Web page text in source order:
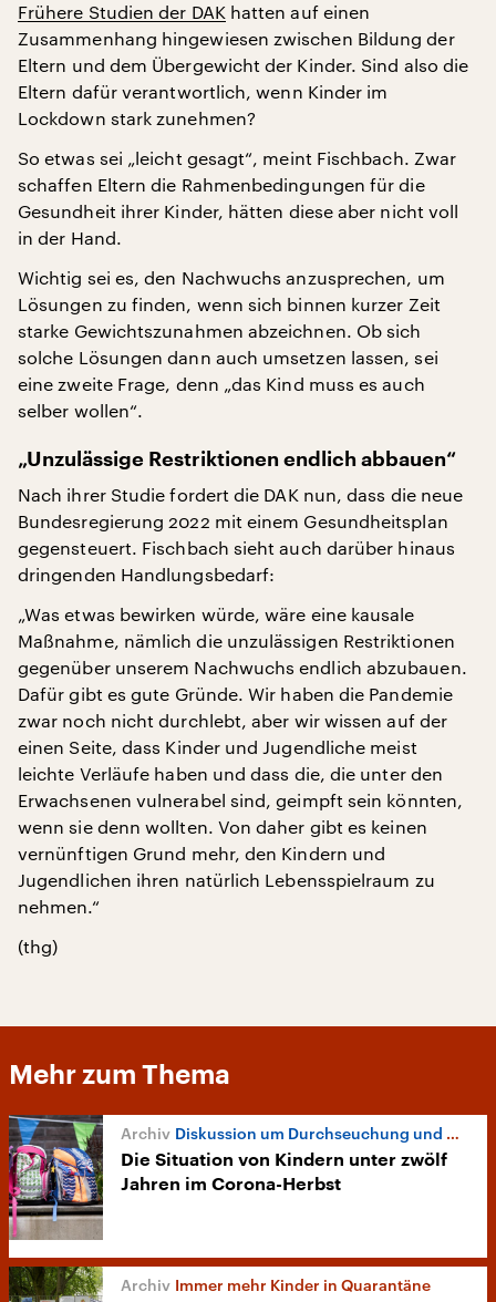
Frühere Studien der DAKhatten auf einen
Zusammenhang hingewiesen zwischen Bildung der
Eltern und dem Übergewicht der Kinder. Sind also die
Eltern dafür verantwortlich, wenn Kinder im
Lockdown stark zunehmen?
So etwas sei „leicht gesagt“, meint Fischbach. Zwar
schaffen Eltern die Rahmenbedingungen für die
Gesundheit ihrer Kinder, hätten diese aber nicht voll
in der Hand.
Wichtig sei es, den Nachwuchs anzusprechen, um
Lösungen zu finden, wenn sich binnen kurzer Zeit
starke Gewichtszunahmen abzeichnen. Ob sich
solche Lösungen dann auch umsetzen lassen, sei
eine zweite Frage, denn „das Kind muss es auch
selber wollen“.
„Unzulässige Restriktionen endlich abbauen“
Nach ihrer Studie fordert die DAK nun, dass die neue
Bundesregierung 2022 mit einem Gesundheitsplan
gegensteuert. Fischbach sieht auch darüber hinaus
dringenden Handlungsbedarf:
„Was etwas bewirken würde, wäre eine kausale
Maßnahme, nämlich die unzulässigen Restriktionen
gegenüber unserem Nachwuchs endlich abzubauen.
Dafür gibt es gute Gründe. Wir haben die Pandemie
zwar noch nicht durchlebt, aber wir wissen auf der
einen Seite, dass Kinder und Jugendliche meist
leichte Verläufe haben und dass die, die unter den
Erwachsenen vulnerabel sind, geimpft sein könnten,
wenn sie denn wollten. Von daher gibt es keinen
vernünftigen Grund mehr, den Kindern und
Jugendlichen ihren natürlich Lebensspielraum zu
nehmen.“
(thg)
Mehr zum Thema
Diskussion um Durchseuchung und Quarantäne
Die Situation von Kindern unter zwölf
Jahren im Corona-Herbst
Immer mehr Kinder in Quarantäne